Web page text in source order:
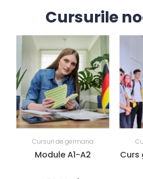
Cursurile
Cursuri de germana
Module A1-A2
Curs